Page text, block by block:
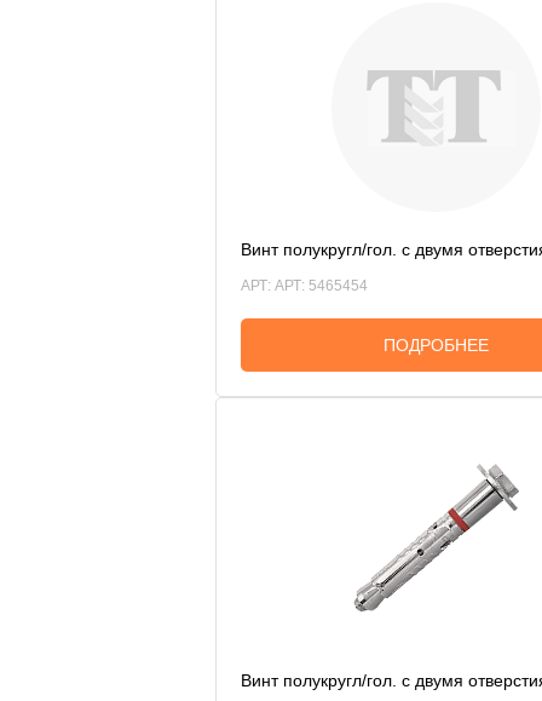
Винт полукругл/гол. с двумя
АРТ: АРТ: 5465454
ПОДРОБНЕЕ
Винт полукругл/гол. с двумя